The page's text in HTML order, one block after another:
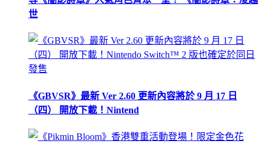
世
《GBVSR》最新 Ver 2.60 更新內容將於 9 月 17 日
（四） 開放下載！Nintend